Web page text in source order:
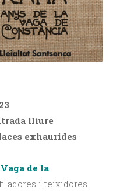
lliure
exhaurides
Vaga de la
i teixidores